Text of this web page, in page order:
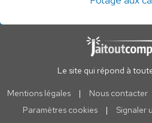
Le site qui répond à
Mentions légales | Nous contacter
Paramètres cookies
| Signaler